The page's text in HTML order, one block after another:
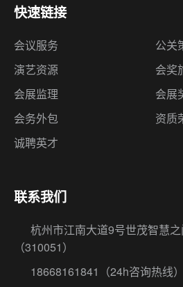
快速链接
会议服务
公关
演艺资源
会奖
会展监理
会展
会务外包
资质
诚聘英才
联系我们
杭州市江南大道9号世茂智慧
（310051）
18668161841
（24h咨询热线）